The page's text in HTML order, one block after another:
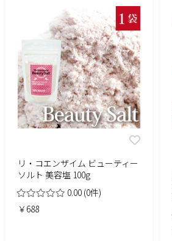
リ・コエンザイム ビューティー
ソルト 美容塩 100g
0.00 (0件)
￥688